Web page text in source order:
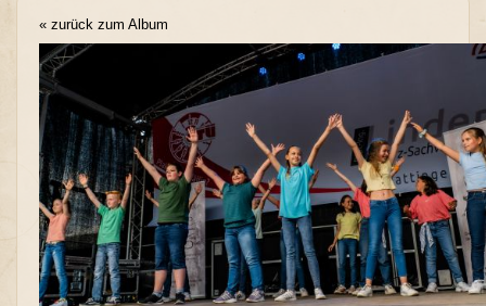
« zurück zum Album